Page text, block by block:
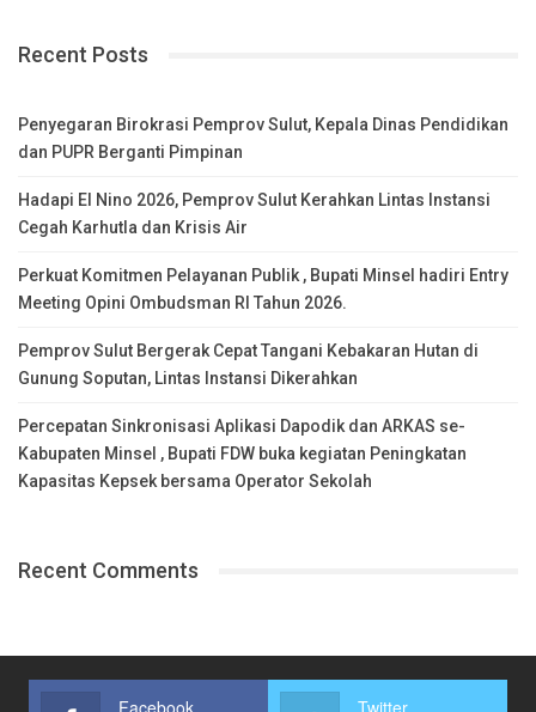
Recent Posts
Penyegaran Birokrasi Pemprov Sulut, Kepala Dinas Pendidikan
dan PUPR Berganti Pimpinan
Hadapi El Nino 2026, Pemprov Sulut Kerahkan Lintas Instansi
Cegah Karhutla dan Krisis Air
Perkuat Komitmen Pelayanan Publik , Bupati Minsel hadiri Entry
Meeting Opini Ombudsman RI Tahun 2026.
Pemprov Sulut Bergerak Cepat Tangani Kebakaran Hutan di
Gunung Soputan, Lintas Instansi Dikerahkan
Percepatan Sinkronisasi Aplikasi Dapodik dan ARKAS se-
Kabupaten Minsel , Bupati FDW buka kegiatan Peningkatan
Kapasitas Kepsek bersama Operator Sekolah
Recent Comments
Facebook Twitter